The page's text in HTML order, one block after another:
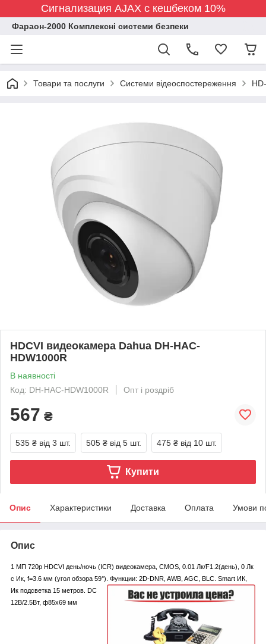
Сигнализация AJAX с кешбеком 10%
Фараон-2000 Комплексні системи безпеки
Товари та послуги Системи відеоспостереження
HDCVI видеокамера Dahua DH-HAC-
HDW1000R
В наявності
Код: DH-HAC-HDW1000R
Опт і роздріб
567 ₴
535 ₴ від 3 шт. 505 ₴ від 5 шт. 475 ₴ від 10 шт.
Купити
Опис Характеристики Доставка Оплата Умови
Опис
1 МП 720p HDCVI день/ночь (ICR) видеокамера, CMOS, 0.01 Лк/F1.2(день), 0 Лк
c Ик, f=3.6 мм (угол обзора 59°). Функции: 2D-DNR, AWB, AGC, BLC. Smart ИК,
Ик подсветка 15 метров. DC
12В/2.5Вт, ф85х69 мм